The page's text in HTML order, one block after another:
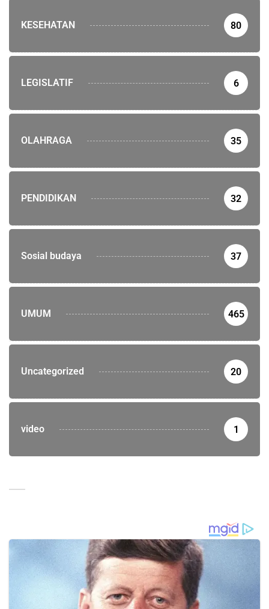
KESEHATAN 80
LEGISLATIF 6
OLAHRAGA 35
PENDIDIKAN 32
Sosial budaya 37
UMUM 465
Uncategorized 20
video 1